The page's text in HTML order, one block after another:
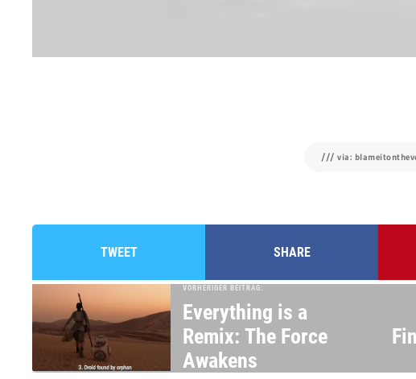
/// via:
TWEET SHARE
VORHERIGER BEITRAG:
Everything is a
Remix: The Force
Awakens